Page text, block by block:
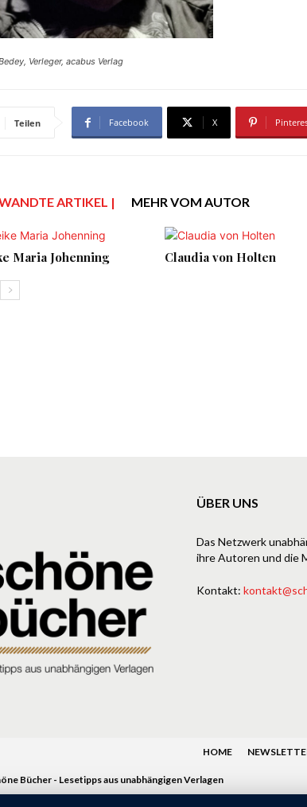
Verleger, acabus Verlag
Teilen Facebook X
ARTIKEL | MEHR VOM AUTOR
Maria Johenning Claudia von Holten
ÜBER UNS
Das Netzwerk
ihre Autoren und die
Kontakt:
HOME
Bücher - Lesetipps aus unabhängigen Verlagen